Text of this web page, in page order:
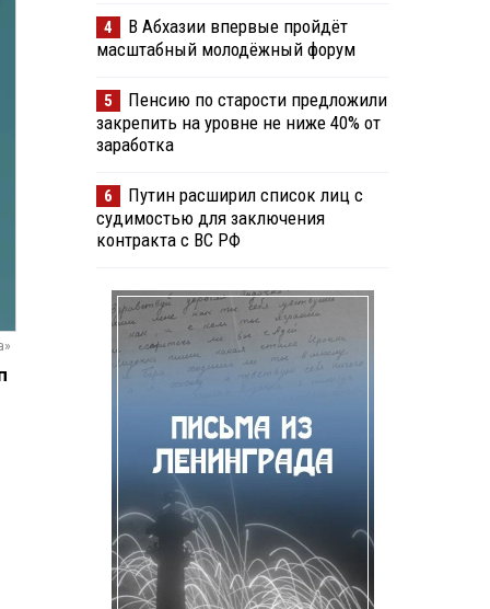
4
В Абхазии впервые пройдёт
масштабный молодёжный форум
5
Пенсию по старости предложили
закрепить на уровне не ниже 40% от
заработка
6
Путин расширил список лиц с
судимостью для заключения
контракта с ВС РФ